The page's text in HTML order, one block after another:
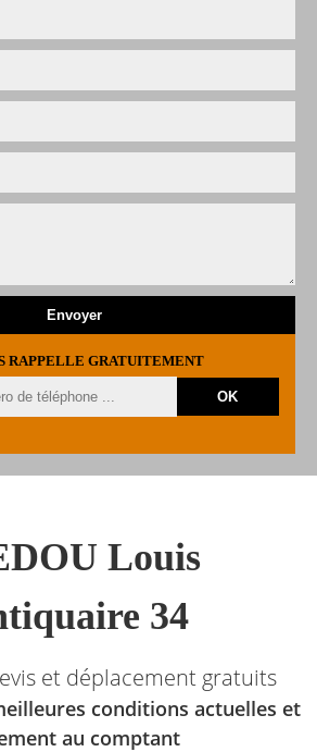
RAPPELLE GRATUITEMENT
Louis
34
et déplacement gratuits
conditions actuelles et
au comptant